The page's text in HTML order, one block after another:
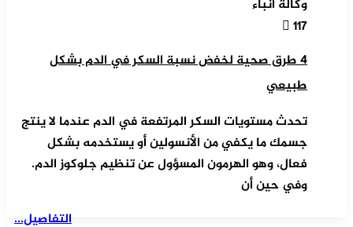
وكالة أنباء
117
4 طرق صحية لخفض نسبة السكر في الدم بشكل
طبيعي
تحدث مستويات السكر المرتفعة في الدم عندما لا ينتج
جسمك ما يكفي من الأنسولين أو يستخدمه بشكل
فعال، وهو الهرمون المسؤول عن تنظيم جلوكوز الدم.
وفي حين أن
التفاصيل...